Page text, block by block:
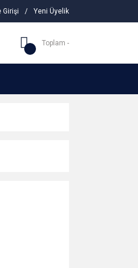
Girişi / Yeni Üyelik
Toplam -